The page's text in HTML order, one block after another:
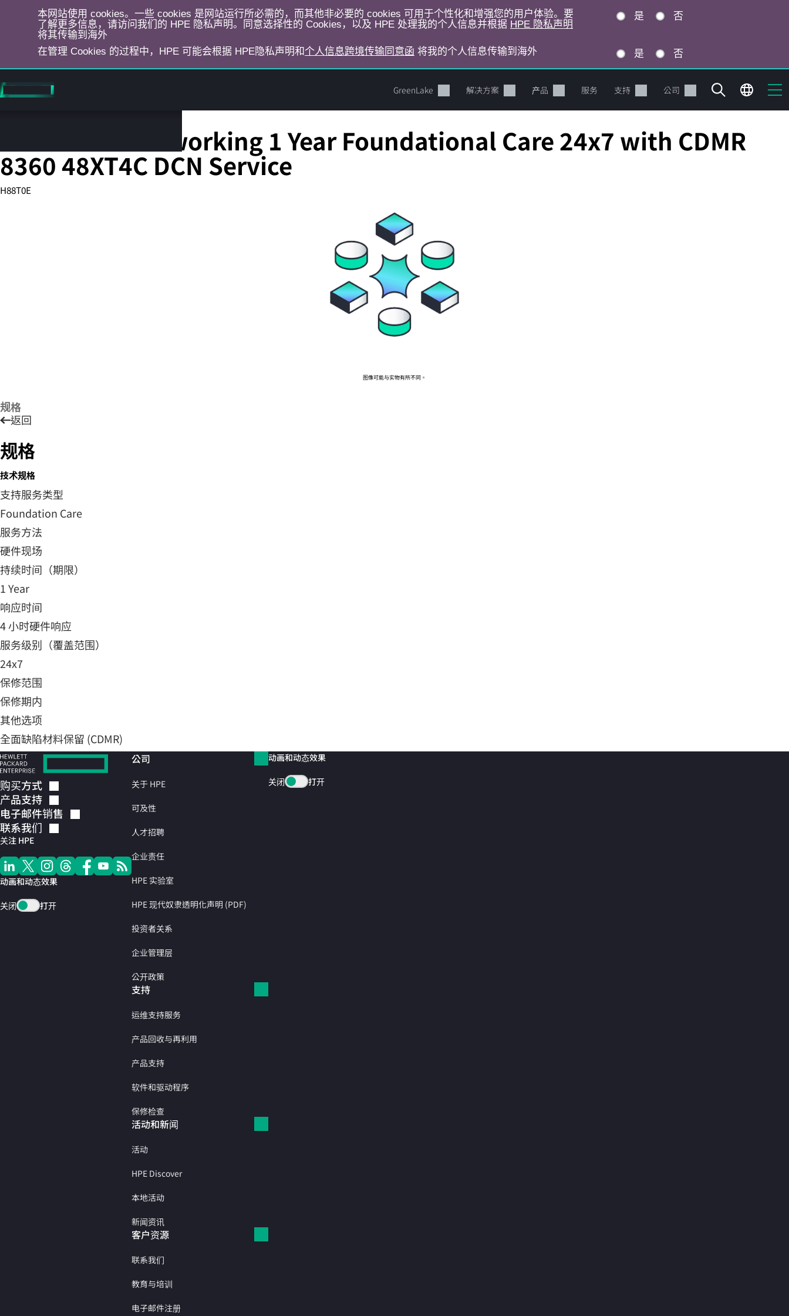
本网站使用 cookies。一些 cookies 是网站运行所必需的，而其他非必要的 cookies 可用于个性化和增强您的用户体验。要
了解更多信息，请访问我们的 HPE 隐私声明。同意选择性的 Cookies，以及 HPE 处理我的个人信息并根据 HPE 隐私声明
将其传输到海外
是 否
在管理 Cookies 的过程中，HPE 可能会根据 HPE隐私声明和 个人信息跨境传输同意函 将我的个人信息传输到海外 是 否
转
到
GreenLake 解决方案 产品 服务 支持 公司
您的购物车目前是空的
前往 HPE 商店浏览、配置和订购。
立即购买
HPE Aruba Networking 1 Year Foundational Care 24x7 with CDMR
8360 48XT4C DCN Service
H88T0E
图像可能与实物有所不同。
规格
返回
规格
技术规格
支持服务类型
Foundation Care
服务方法
硬件现场
持续时间（期限）
1 Year
响应时间
4 小时硬件响应
服务级别（覆盖范围）
24x7
保修范围
保修期内
其他选项
全面缺陷材料保留 (CDMR)
购买方式
产品支持
电子邮件销售
联系我们
关注 HPE
动画和动态效果
关闭 打开
公司
关于 HPE
可及性
人才招聘
企业责任
HPE 实验室
HPE 现代奴隶透明化声明 (PDF)
投资者关系
企业管理层
公开政策
支持
运维支持服务
产品回收与再利用
产品支持
软件和驱动程序
保修检查
活动和新闻
活动
HPE Discover
本地活动
新闻资讯
客户资源
联系我们
教育与培训
电子邮件注册
动画和动态效果
关闭 打开